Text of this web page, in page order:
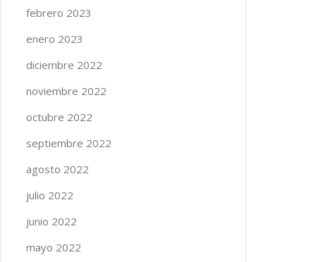
febrero 2023
enero 2023
diciembre 2022
noviembre 2022
octubre 2022
septiembre 2022
agosto 2022
julio 2022
junio 2022
mayo 2022